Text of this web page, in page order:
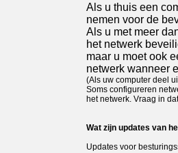
Als u thuis een
nemen voor de
Als u met meer
het netwerk
maar u moet ook
netwerk wanneer
(Als uw computer deel
Soms configureren
het netwerk. Vraag in
Wat zijn updates van
Updates voor